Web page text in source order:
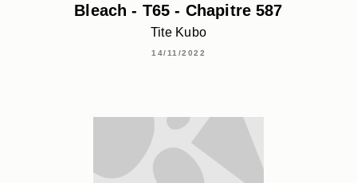
Bleach - T65 - Chapitre 587
Tite Kubo
14/11/2022